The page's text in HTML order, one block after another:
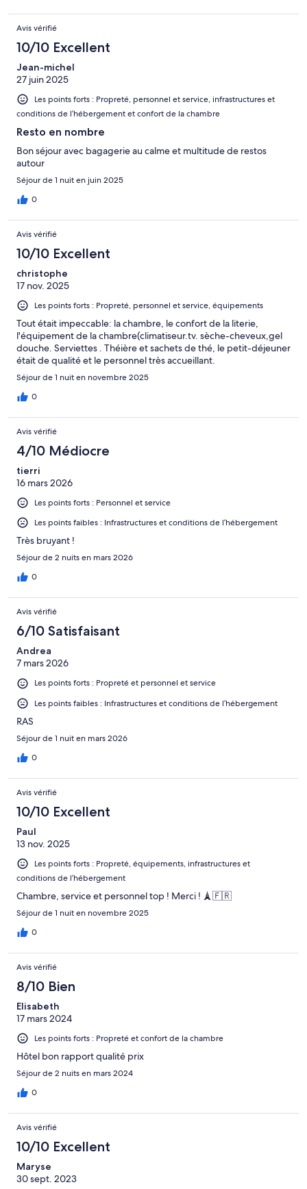
Avis vérifié
10/10 Excellent
Jean-michel
27 juin 2025
Les points forts : Propreté, personnel et service, infrastructures et
conditions de l’hébergement et confort de la chambre
Resto en nombre
Bon séjour avec bagagerie au calme et multitude de restos
autour
Séjour de 1 nuit en juin 2025
0
Avis vérifié
10/10 Excellent
christophe
17 nov. 2025
Les points forts : Propreté, personnel et service, équipements
Tout était impeccable: la chambre, le confort de la literie,
l'équipement de la chambre(climatiseur.tv. sèche-cheveux,gel
douche. Serviettes . Théière et sachets de thé, le petit-déjeuner
était de qualité et le personnel très accueillant.
Séjour de 1 nuit en novembre 2025
0
Avis vérifié
4/10 Médiocre
tierri
16 mars 2026
Les points forts : Personnel et service
Les points faibles : Infrastructures et conditions de l’hébergement
Très bruyant !
Séjour de 2 nuits en mars 2026
0
Avis vérifié
6/10 Satisfaisant
Andrea
7 mars 2026
Les points forts : Propreté et personnel et service
Les points faibles : Infrastructures et conditions de l’hébergement
RAS
Séjour de 1 nuit en mars 2026
0
Avis vérifié
10/10 Excellent
Paul
13 nov. 2025
Les points forts : Propreté, équipements, infrastructures et
conditions de l’hébergement
Chambre, service et personnel top ! Merci ! 🗼🇫🇷
Séjour de 1 nuit en novembre 2025
0
Avis vérifié
8/10 Bien
Elisabeth
17 mars 2024
Les points forts : Propreté et confort de la chambre
Hôtel bon rapport qualité prix
Séjour de 2 nuits en mars 2024
0
Avis vérifié
10/10 Excellent
Maryse
30 sept. 2023